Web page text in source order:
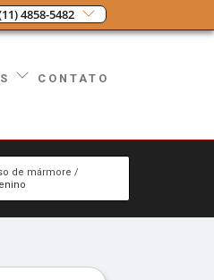
4858-5482
CONTATO
de mármore